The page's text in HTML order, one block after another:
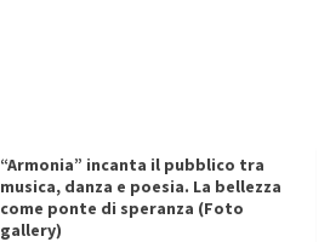
“Armonia” incanta il pubblico tra
musica, danza e poesia. La bellezza
come ponte di speranza (Foto
gallery)